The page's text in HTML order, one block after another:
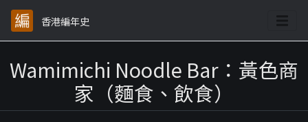
香港編年史
Wamimichi Noodle Bar：黃色商
家（麵食、飲食）